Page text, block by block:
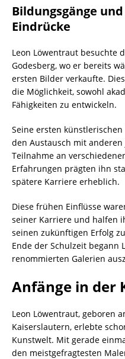
Bildungsgänge
Eindrücke
Leon Löwentraut besuchte
Godesberg, wo er bereits
ersten Bilder verkaufte.
die Möglichkeit, sowohl
Fähigkeiten zu entwickeln.
Seine ersten
den Austausch mit
Teilnahme an
Erfahrungen prägten ihn
spätere Karriere erheblich.
Diese frühen Einflüsse
seiner Karriere und halfen
seinen zukünftigen Erfolg
Ende der Schulzeit begann
renommierten Galerien
Anfänge in der
Leon Löwentraut, geboren
Kaiserslautern, erlebte
Kunstwelt. Mit gerade
den meistgefragtesten